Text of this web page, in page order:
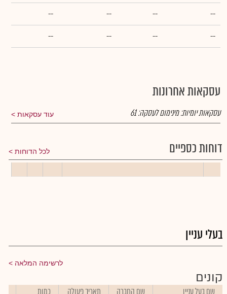
--
--
--
--
--
--
--
--
עסקאות אחרונות
עוד עסקאות עסקאות יומיות:מינימום לעסקה:61
דוחות כספיים לכל הדוחות
בעלי עניין
לרשימה המלאה
קונים